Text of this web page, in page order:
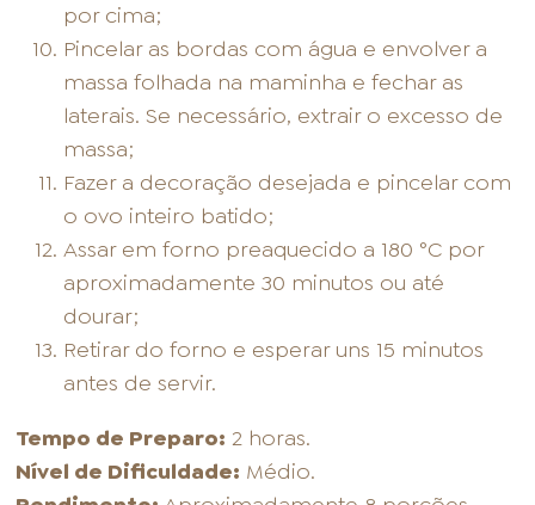
por cima;
Pincelar as bordas com água e envolver a
massa folhada na maminha e fechar as
laterais. Se necessário, extrair o excesso de
massa;
Fazer a decoração desejada e pincelar com
o ovo inteiro batido;
Assar em forno preaquecido a 180 °C por
aproximadamente 30 minutos ou até
dourar;
Retirar do forno e esperar uns 15 minutos
antes de servir.
Tempo de Preparo: 2 horas.
Nível de Dificuldade: Médio.